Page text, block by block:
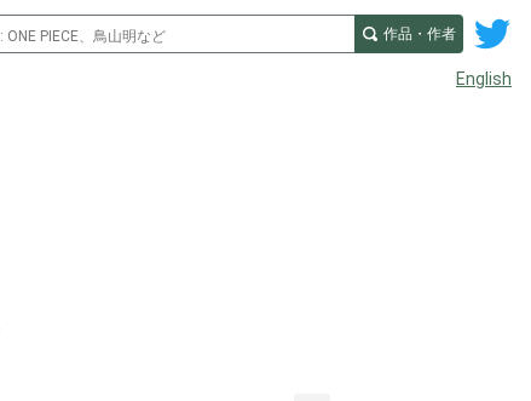
作品・作者
English